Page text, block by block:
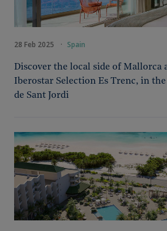
Discover the local side of Mallorca
Iberostar Selection Es Trenc, in
de Sant Jordi
28 Feb 2025 · Spain